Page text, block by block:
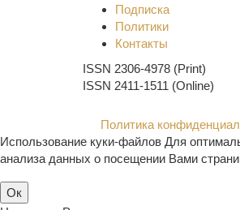
Подписка
Политики
Контакты
ISSN 2306-4978 (Print)
ISSN 2411-1511 (Online)
Политика
Использование куки-файлов Для
анализа данных о посещении Вами
Ок